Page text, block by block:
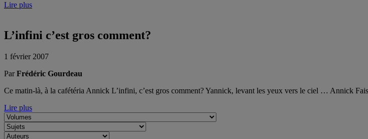
Lire plus
L’infini c’est gros comment?
1 février 2007
ParFrédéric Gourdeau
Ce matin-là, à la cafétéria Annick L’infini, c’est gros comment? Yannick, levant les yeux vers le ciel … Annick
Lire plus